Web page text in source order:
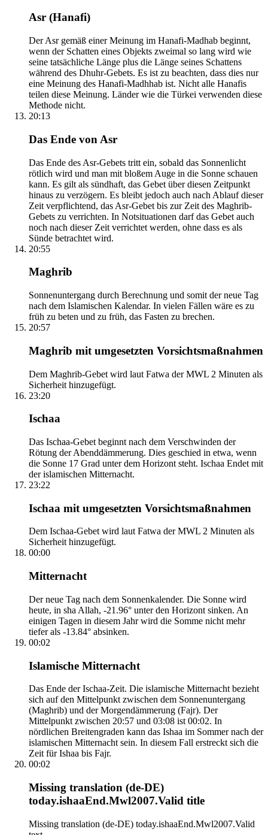
Asr (Hanafi)
Der Asr gemäß einer Meinung im Hanafi-Madhab beginnt,
wenn der Schatten eines Objekts zweimal so lang wird wie
seine tatsächliche Länge plus die Länge seines Schattens
während des Dhuhr-Gebets. Es ist zu beachten, dass dies nur
eine Meinung des Hanafi-Madhhab ist. Nicht alle Hanafis
teilen diese Meinung. Länder wie die Türkei verwenden diese
Methode nicht.
20:13
Das Ende von Asr
Das Ende des Asr-Gebets tritt ein, sobald das Sonnenlicht
rötlich wird und man mit bloßem Auge in die Sonne schauen
kann. Es gilt als sündhaft, das Gebet über diesen Zeitpunkt
hinaus zu verzögern. Es bleibt jedoch auch nach Ablauf dieser
Zeit verpflichtend, das Asr-Gebet bis zur Zeit des Maghrib-
Gebets zu verrichten. In Notsituationen darf das Gebet auch
noch nach dieser Zeit verrichtet werden, ohne dass es als
Sünde betrachtet wird.
20:55
Maghrib
Sonnenuntergang durch Berechnung und somit der neue Tag
nach dem Islamischen Kalendar. In vielen Fällen wäre es zu
früh zu beten und zu früh, das Fasten zu brechen.
20:57
Maghrib mit umgesetzten Vorsichtsmaßnahmen
Dem Maghrib-Gebet wird laut Fatwa der MWL 2 Minuten als
Sicherheit hinzugefügt.
23:20
Ischaa
Das Ischaa-Gebet beginnt nach dem Verschwinden der
Rötung der Abenddämmerung. Dies geschied in etwa, wenn
die Sonne 17 Grad unter dem Horizont steht. Ischaa Endet mit
der islamischen Mitternacht.
23:22
Ischaa mit umgesetzten Vorsichtsmaßnahmen
Dem Ischaa-Gebet wird laut Fatwa der MWL 2 Minuten als
Sicherheit hinzugefügt.
00:00
Mitternacht
Der neue Tag nach dem Sonnenkalender. Die Sonne wird
heute, in sha Allah, -21.96° unter den Horizont sinken. An
einigen Tagen in diesem Jahr wird die Somme nicht mehr
tiefer als -13.84° absinken.
00:02
Islamische Mitternacht
Das Ende der Ischaa-Zeit. Die islamische Mitternacht bezieht
sich auf den Mittelpunkt zwischen dem Sonnenuntergang
(Maghrib) und der Morgendämmerung (Fajr). Der
Mittelpunkt zwischen 20:57 und 03:08 ist 00:02. In
nördlichen Breitengraden kann das Ishaa im Sommer nach der
islamischen Mitternacht sein. In diesem Fall erstreckt sich die
Zeit für Ishaa bis Fajr.
00:02
Missing translation (de-DE)
today.ishaaEnd.Mwl2007.Valid title
Missing translation (de-DE) today.ishaaEnd.Mwl2007.Valid